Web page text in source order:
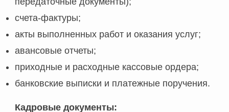
счета-фактуры;
акты выполненных работ и оказания услуг;
авансовые отчеты;
приходные и расходные кассовые ордера;
банковские выписки и платежные поручения.
Кадровые документы: